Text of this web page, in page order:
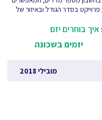
בסדר הגודל ובאיזור של
איך בוחרים יזם
יזמים בשכונה
מובילי 2018